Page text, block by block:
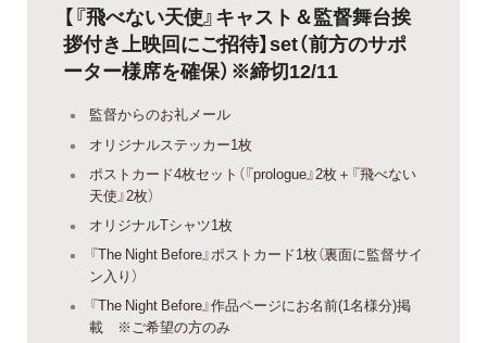
【『飛べない天使』キャスト＆監督舞台挨
拶付き上映回にご招待】set（前方のサポ
ーター様席を確保）※締切12/11
監督からのお礼メール
オリジナルステッカー1枚
ポストカード4枚セット（『prologue』2枚＋『飛べない
天使』2枚）
オリジナルTシャツ1枚
『The Night Before』ポストカード1枚（裏面に監督サイ
ン入り）
『The Night Before』作品ページにお名前(1名様分)掲
載 ※ご希望の方のみ